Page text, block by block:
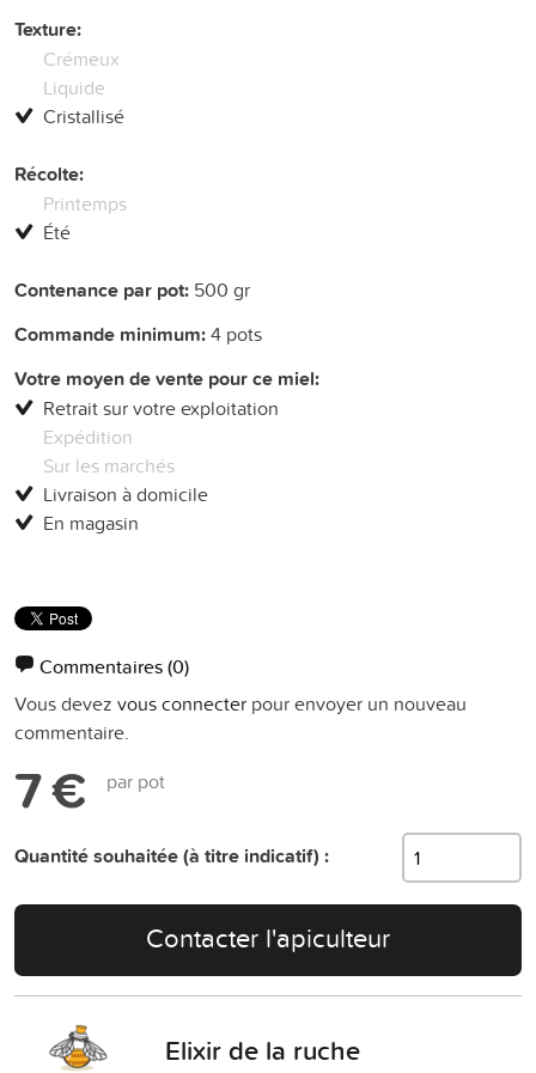
Texture:
Crémeux
Liquide
Cristallisé
Récolte:
Printemps
Été
Contenance par pot: 500 gr
Commande minimum:4 pots
Votre moyen de vente pour ce miel:
Retrait sur votre exploitation
Expédition
Sur les marchés
Livraison à domicile
En magasin
Commentaires(0)
Vous devez vous connecter pour envoyer un nouveau
commentaire.
7 € par pot
Quantité souhaitée (à titre indicatif) :
Contacter l'apiculteur
Elixir de la ruche